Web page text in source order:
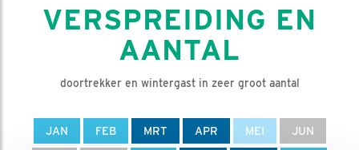
VERSPREIDING EN
AANTAL
doortrekker en wintergast in zeer groot aantal
JAN FEB MRT APR MEI JUN